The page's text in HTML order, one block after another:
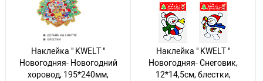
314 товаров 1199 товаров
Наклейка " KWELT "
Новогодняя- Новогодний
хоровод, 195*240мм,
Наклейка " KWELT "
Новогодняя- Снеговик,
12*14,5см, блестки,